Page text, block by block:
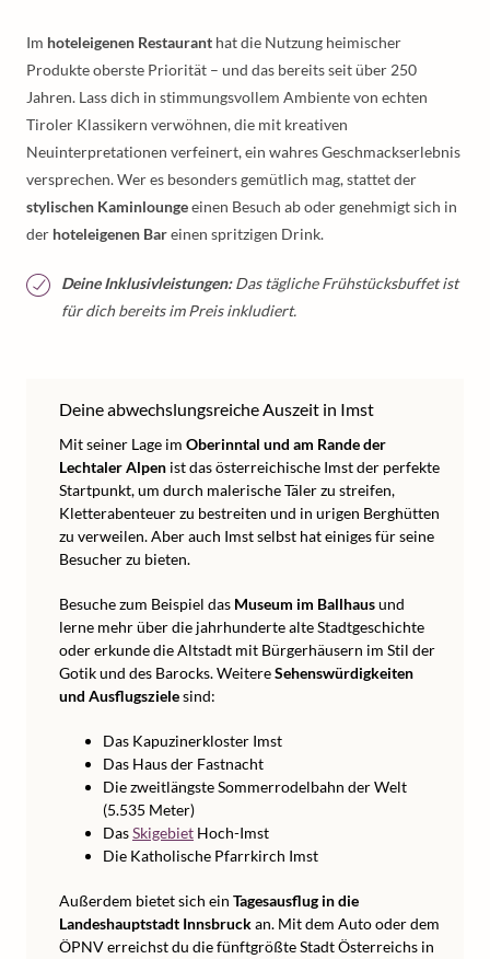
Im hoteleigenen Restaurant hat die Nutzung heimischer
Produkte oberste Priorität – und das bereits seit über 250
Jahren. Lass dich in stimmungsvollem Ambiente von echten
Tiroler Klassikern verwöhnen, die mit kreativen
Neuinterpretationen verfeinert, ein wahres Geschmackserlebnis
versprechen. Wer es besonders gemütlich mag, stattet der
stylischen Kaminloungeeinen Besuch ab oder genehmigt sich in
der hoteleigenen Bareinen spritzigen Drink.
Deine Inklusivleistungen:Das tägliche Frühstücksbuffet ist
für dich bereits im Preis inkludiert.
Deine abwechslungsreiche Auszeit in Imst
Mit seiner Lage im Oberinntal und am Rande der
Lechtaler Alpen ist das österreichische Imst der perfekte
Startpunkt, um durch malerische Täler zu streifen,
Kletterabenteuer zu bestreiten und in urigen Berghütten
zu verweilen. Aber auch Imst selbst hat einiges für seine
Besucher zu bieten.
Besuche zum Beispiel das Museum im Ballhausund
lerne mehr über die jahrhunderte alte Stadtgeschichte
oder erkunde die Altstadt mit Bürgerhäusern im Stil der
Gotik und des Barocks. WeitereSehenswürdigkeiten
und Ausflugszielesind:
Das Kapuzinerkloster Imst
Das Haus der Fastnacht
Die zweitlängste Sommerrodelbahn der Welt
(5.535 Meter)
DasSkigebiet Hoch-Imst
Die Katholische Pfarrkirch Imst
Außerdem bietet sich ein Tagesausflug in die
Landeshauptstadt Innsbruckan. Mit dem Auto oder dem
ÖPNV erreichst du die fünftgrößte Stadt Österreichs in